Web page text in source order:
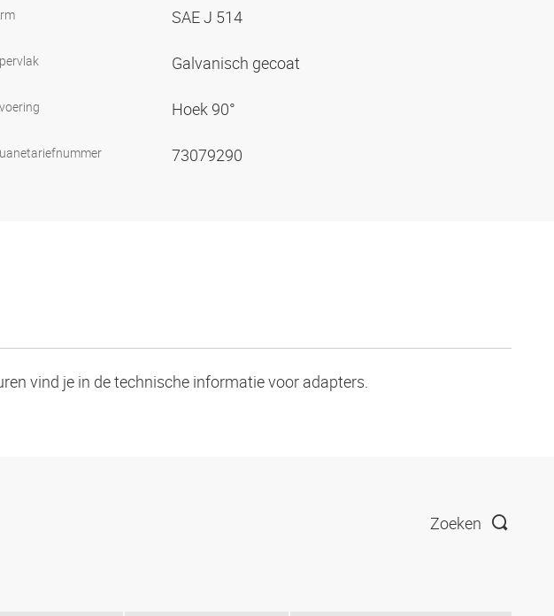
SAE J 514
Galvanisch gecoat
Hoek 90°
73079290
vind je in de technische informatie voor adapters.
Zoeken